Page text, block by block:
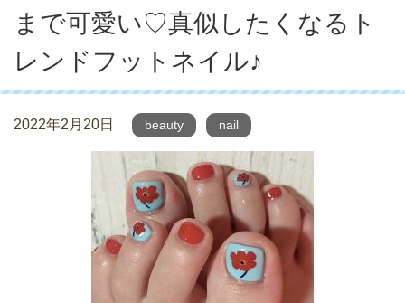
まで可愛い♡真似したくなるト
レンドフットネイル♪
2022年2月20日 beauty nail